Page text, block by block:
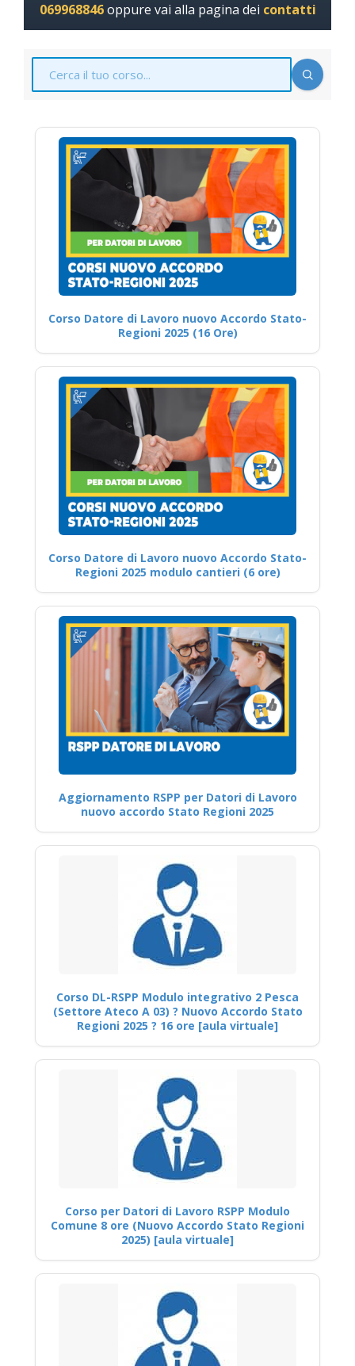
069968846oppure vai alla pagina dei contatti
Corso Datore di Lavoro nuovo Accordo Stato-
Regioni 2025 (16 Ore)
Corso Datore di Lavoro nuovo Accordo Stato-
Regioni 2025 modulo cantieri (6 ore)
Aggiornamento RSPP per Datori di Lavoro
nuovo accordo Stato Regioni 2025
Corso DL-RSPP Modulo integrativo 2 Pesca
(Settore Ateco A 03) ? Nuovo Accordo Stato
Regioni 2025 ? 16 ore [aula virtuale]
Corso per Datori di Lavoro RSPP Modulo
Comune 8 ore (Nuovo Accordo Stato Regioni
2025) [aula virtuale]